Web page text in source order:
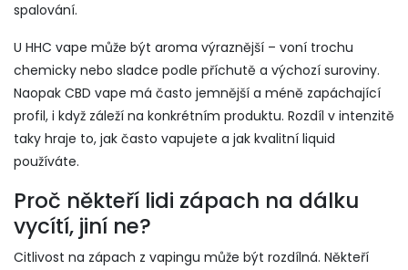
spalování.
U HHC vape může být aroma výraznější – voní trochu
chemicky nebo sladce podle příchutě a výchozí suroviny.
Naopak CBD vape má často jemnější a méně zapáchající
profil, i když záleží na konkrétním produktu. Rozdíl v intenzitě
taky hraje to, jak často vapujete a jak kvalitní liquid
používáte.
Proč někteří lidi zápach na dálku
vycítí, jiní ne?
Citlivost na zápach z vapingu může být rozdílná. Někteří